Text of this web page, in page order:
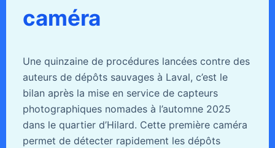
caméra
Une quinzaine de procédures lancées contre des
auteurs de dépôts sauvages à Laval, c’est le
bilan après la mise en service de capteurs
photographiques nomades à l’automne 2025
dans le quartier d’Hilard. Cette première caméra
permet de détecter rapidement les dépôts